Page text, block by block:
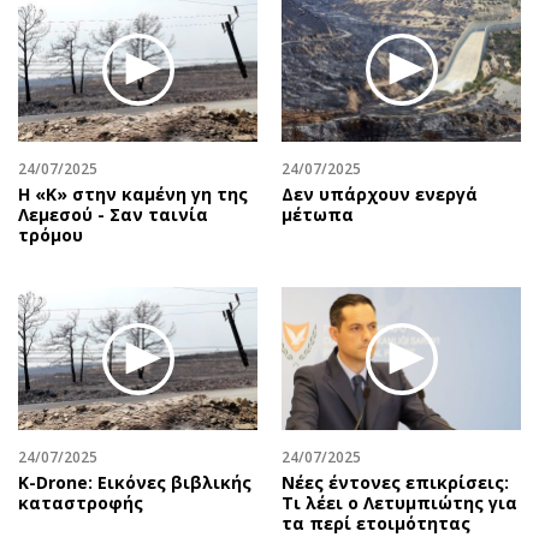
24/07/2025
Η «Κ» στην καμένη γη της
Λεμεσού - Σαν ταινία
τρόμου
24/07/2025
Δεν υπάρχουν ενεργά
μέτωπα
24/07/2025
Κ-Drone: Εικόνες βιβλικής
καταστροφής
24/07/2025
Νέες έντονες επικρίσεις:
Τι λέει ο Λετυμπιώτης για
τα περί ετοιμότητας